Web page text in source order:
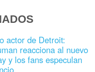
actor de Detroit:
reacciona al nuevo
y los fans especulan